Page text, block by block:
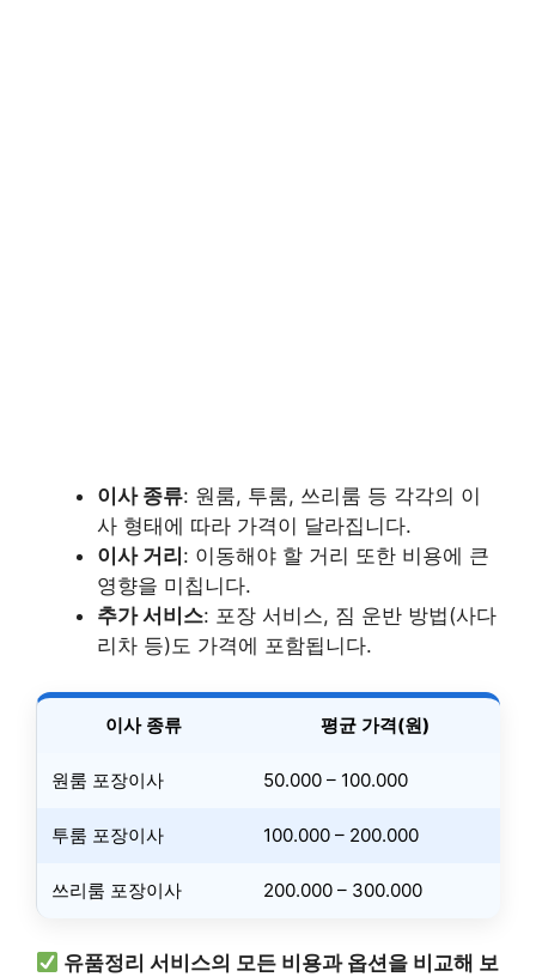
이사 종류: 원룸, 투룸, 쓰리룸 등 각각의 이
사 형태에 따라 가격이 달라집니다.
이사 거리 : 이동해야 할 거리 또한 비용에 큰
영향을 미칩니다.
추가 서비스: 포장 서비스, 짐 운반 방법(사다
리차 등)도 가격에 포함됩니다.
이사 종류 평균 가격(원)
원룸 포장이사 50.000 – 100.000
투룸 포장이사 100.000 – 200.000
쓰리룸 포장이사 200.000 – 300.000
유품정리 서비스의 모든 비용과 옵션을 비교해 보